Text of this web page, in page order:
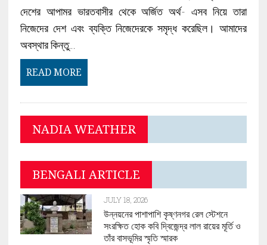
দেশের আপামর ভারতবাসীর থেকে অর্জিত অর্থ- এসব নিয়ে তারা
নিজেদের দেশ এবং ব্যক্তি নিজেদেরকে সমৃদ্ধ করেছিল। আমাদের
অবস্থার কিন্তু…
READ MORE
NADIA WEATHER
BENGALI ARTICLE
JULY 18, 2026
উন্নয়নের পাশাপাশি কৃষ্ণনগর রেল স্টেশনে
সংরক্ষিত হোক কবি দ্বিজেন্দ্র লাল রায়ের মূর্তি ও
তাঁর বাসভূমির স্মৃতি স্মারক